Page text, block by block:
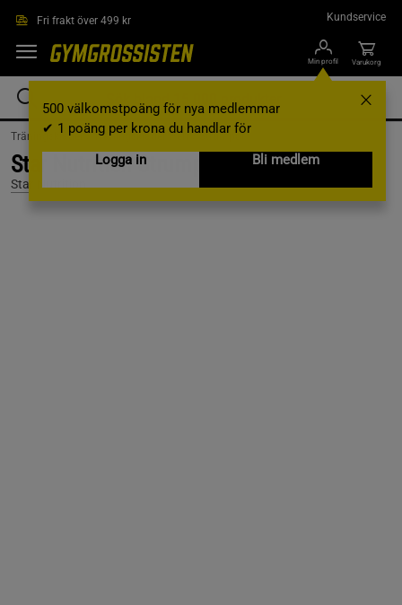
Fri frakt över 499 kr Kundservice
Min profil
500 välkomstpoäng för nya medlemmar
✔ 1 poäng per krona du handlar för
Logga in
Bli medlem
Varukorg
Träningskläder / Träningskläder Herr /Strumpor
Star Nutrition Strumpa 37-39
Star Nutrition